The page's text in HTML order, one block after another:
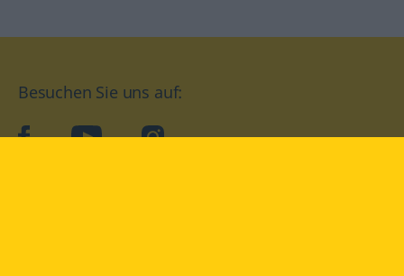
Besuchen Sie uns auf:
facebookYouTube Instagram